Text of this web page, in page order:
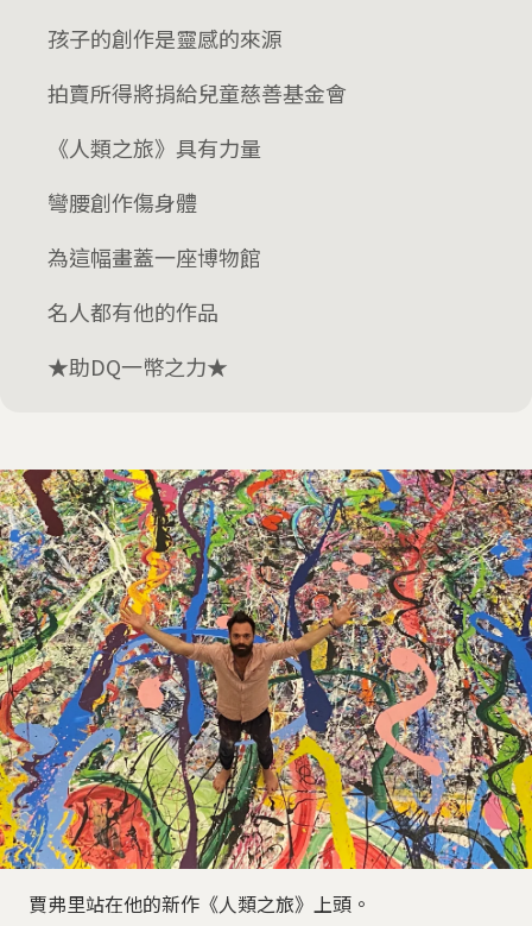
孩子的創作是靈感的來源
拍賣所得將捐給兒童慈善基金會
《人類之旅》具有力量
彎腰創作傷身體
為這幅畫蓋一座博物館
名人都有他的作品
★助DQ一幣之力★
賈弗里站在他的新作《人類之旅》上頭。